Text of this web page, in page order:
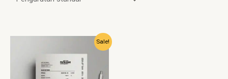
Sale!
Rp10.000.
Harga
ini
adalah:
Rp7.800.